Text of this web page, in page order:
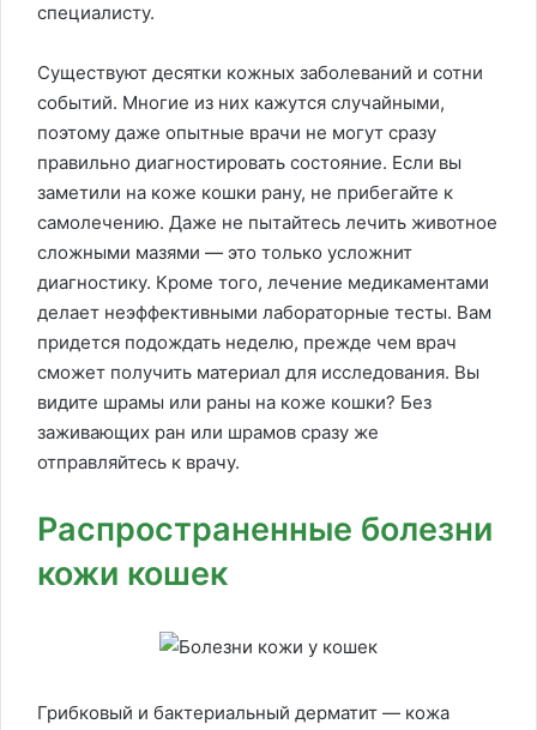
специалисту.
Существуют десятки кожных заболеваний и сотни
событий. Многие из них кажутся случайными,
поэтому даже опытные врачи не могут сразу
правильно диагностировать состояние. Если вы
заметили на коже кошки рану, не прибегайте к
самолечению. Даже не пытайтесь лечить животное
сложными мазями — это только усложнит
диагностику. Кроме того, лечение медикаментами
делает неэффективными лабораторные тесты. Вам
придется подождать неделю, прежде чем врач
сможет получить материал для исследования. Вы
видите шрамы или раны на коже кошки? Без
заживающих ран или шрамов сразу же
отправляйтесь к врачу.
Распространенные болезни
кожи кошек
Грибковый и бактериальный дерматит — кожа